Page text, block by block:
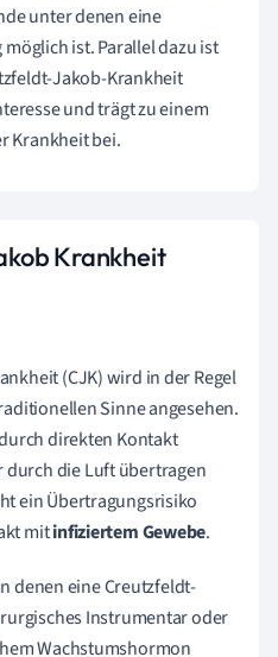
unter denen eine
ist. Parallel dazu ist
Jakob-Krankheit
und trägt zu einem
Krankheit bei.
Krankheit
(CJK) wird in der Regel
Sinne angesehen.
direkten Kontakt
durch die Luft übertragen
ein Übertragungsrisiko
mitinfiziertem Gewebe.
denen eine Creutzfeldt-
Instrumentar oder
Wachstumshormon